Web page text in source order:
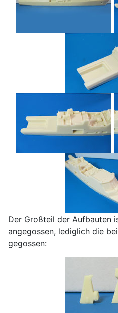
Der Großteil der Aufbauten
angegossen, lediglich die
gegossen: